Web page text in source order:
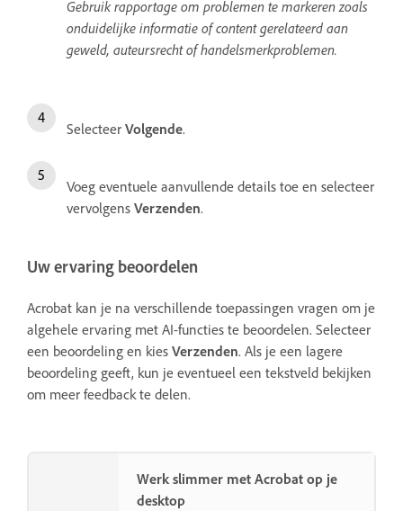
Gebruik rapportage om problemen te markeren zoals
onduidelijke informatie of content gerelateerd aan
geweld, auteursrecht of handelsmerkproblemen.
Selecteer Volgende.
Voeg eventuele aanvullende details toe en selecteer
vervolgens Verzenden.
Uw ervaring beoordelen
Acrobat kan je na verschillende toepassingen vragen om je
algehele ervaring met AI-functies te beoordelen. Selecteer
een beoordeling en kies Verzenden. Als je een lagere
beoordeling geeft, kun je eventueel een tekstveld bekijken
om meer feedback te delen.
Werk slimmer met Acrobat op je
desktop